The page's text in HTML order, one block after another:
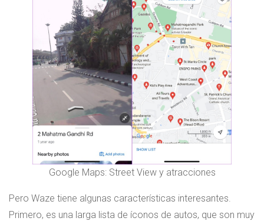
Google Maps: Street View y atracciones
Pero Waze tiene algunas características interesantes.
Primero, es una larga lista de íconos de autos, que son muy